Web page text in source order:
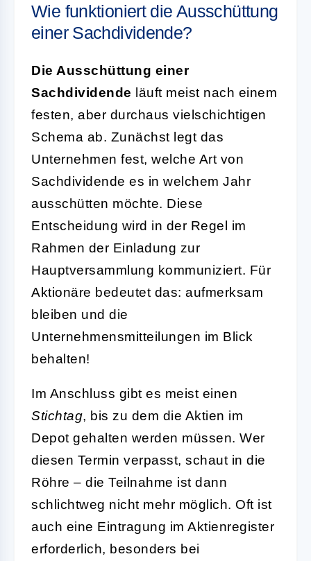
Wie funktioniert die Ausschüttung
einer Sachdividende?
Die Ausschüttung einer
Sachdividende läuft meist nach einem
festen, aber durchaus vielschichtigen
Schema ab. Zunächst legt das
Unternehmen fest, welche Art von
Sachdividende es in welchem Jahr
ausschütten möchte. Diese
Entscheidung wird in der Regel im
Rahmen der Einladung zur
Hauptversammlung kommuniziert. Für
Aktionäre bedeutet das: aufmerksam
bleiben und die
Unternehmensmitteilungen im Blick
behalten!
Im Anschluss gibt es meist einen
Stichtag, bis zu dem die Aktien im
Depot gehalten werden müssen. Wer
diesen Termin verpasst, schaut in die
Röhre – die Teilnahme ist dann
schlichtweg nicht mehr möglich. Oft ist
auch eine Eintragung im Aktienregister
erforderlich, besonders bei